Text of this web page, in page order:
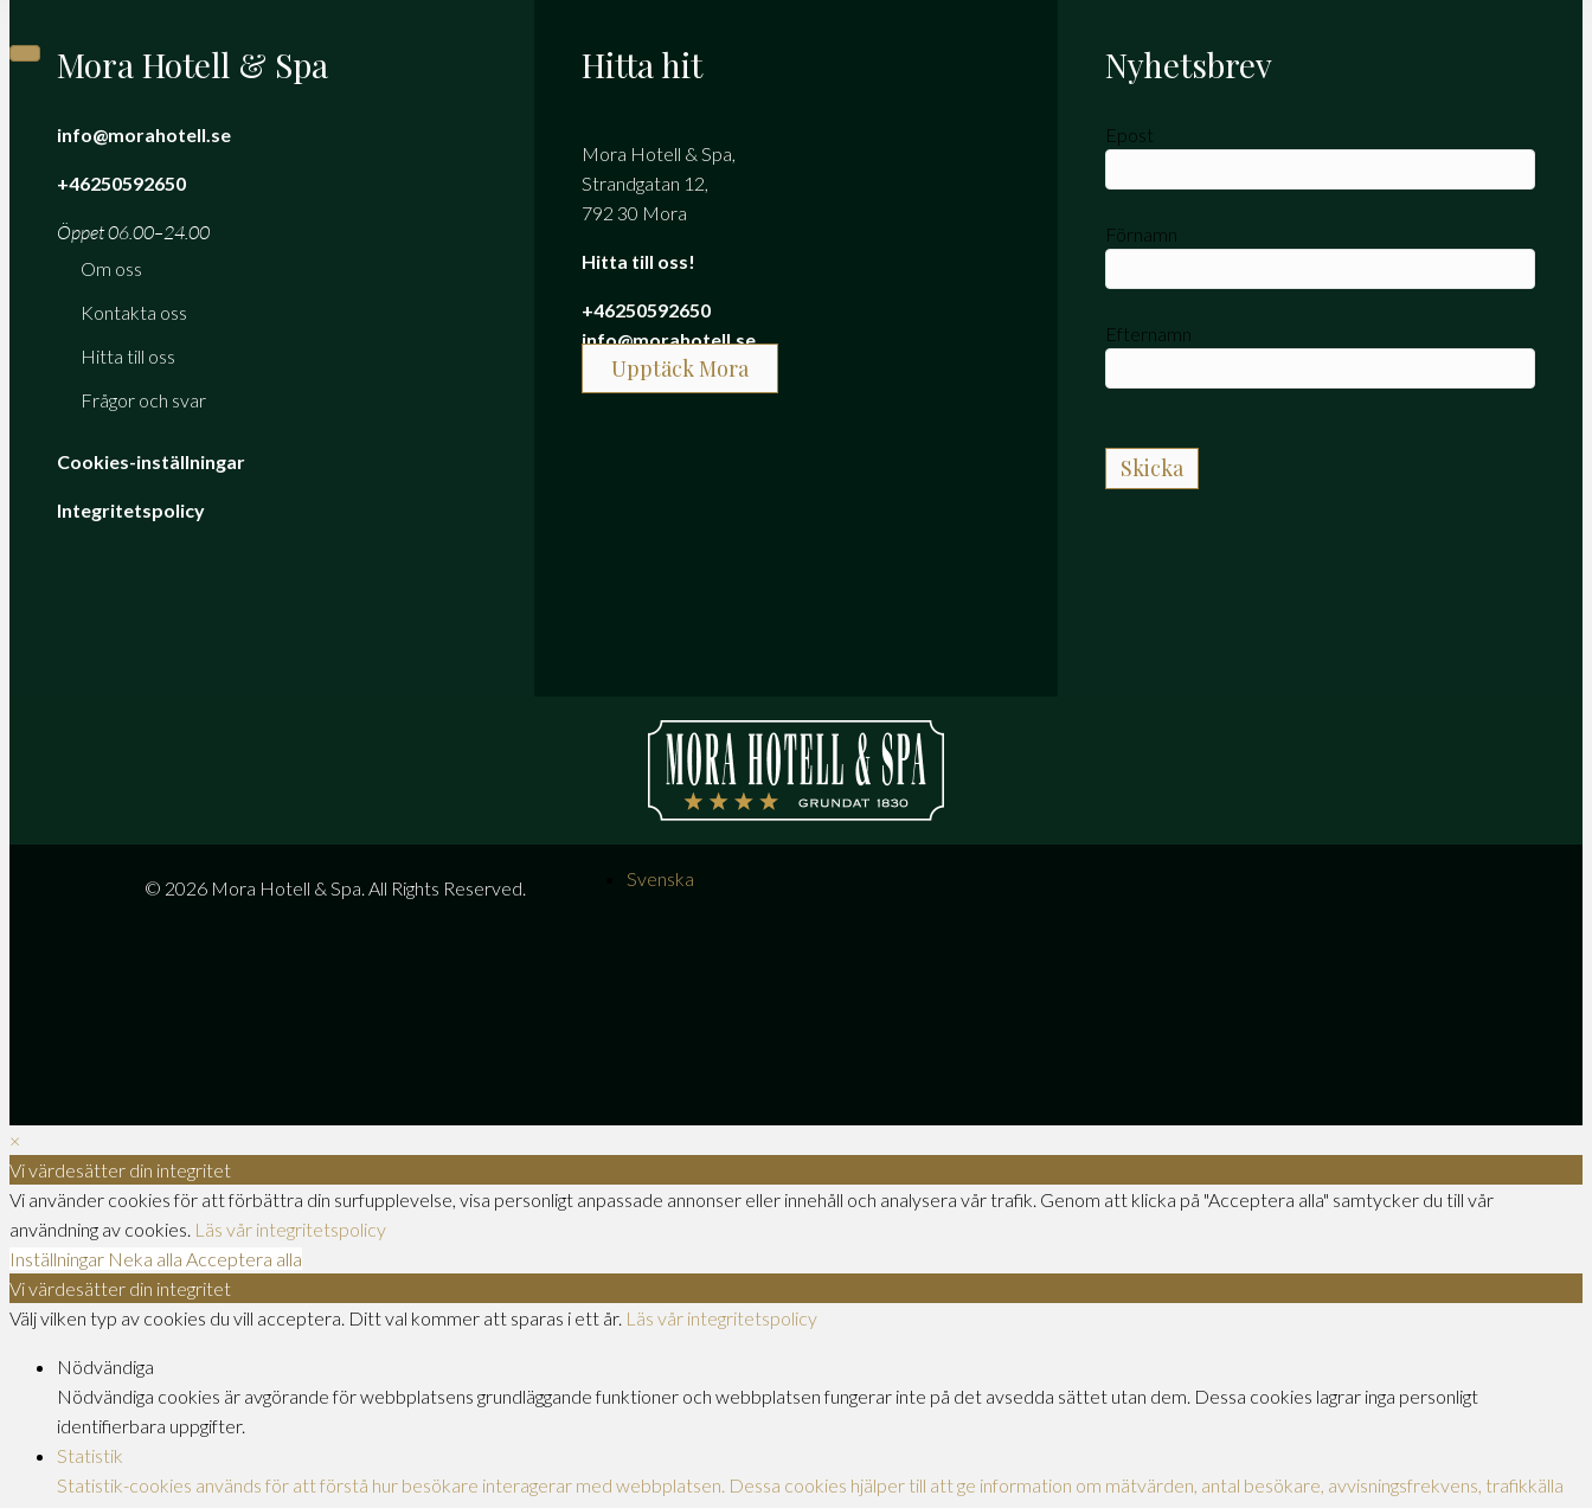
Mora Hotell & Spa
info@morahotell.se
+46250592650
Öppet 06.00–24.00
Om oss
Kontakta oss
Hitta till oss
Frågor och svar
Cookies-inställningar
Integritetspolicy
Hitta hit
Mora Hotell & Spa,
Strandgatan 12,
792 30 Mora
Hitta till oss!
+46250592650
info@morahotell.se
Upptäck Mora
Nyhetsbrev
Epost
Förnamn
Efternamn
© 2026 Mora Hotell & Spa. All Rights Reserved. Svenska
×
Vi värdesätter din integritet
Vi använder cookies för att förbättra din surfupplevelse, visa personligt anpassade annonser eller innehåll och analysera vår trafik. Genom att klicka på "Acceptera alla" samtycker du till vår
användning av cookies. Läs vår integritetspolicy
Inställningar Neka alla Acceptera alla
Vi värdesätter din integritet
Välj vilken typ av cookies du vill acceptera. Ditt val kommer att sparas i ett år. Läs vår integritetspolicy
Nödvändiga
Nödvändiga cookies är avgörande för webbplatsens grundläggande funktioner och webbplatsen fungerar inte på det avsedda sättet utan dem. Dessa cookies lagrar inga personligt
identifierbara uppgifter.
Statistik
Statistik-cookies används för att förstå hur besökare interagerar med webbplatsen. Dessa cookies hjälper till att ge information om mätvärden, antal besökare, avvisningsfrekvens, trafikkälla